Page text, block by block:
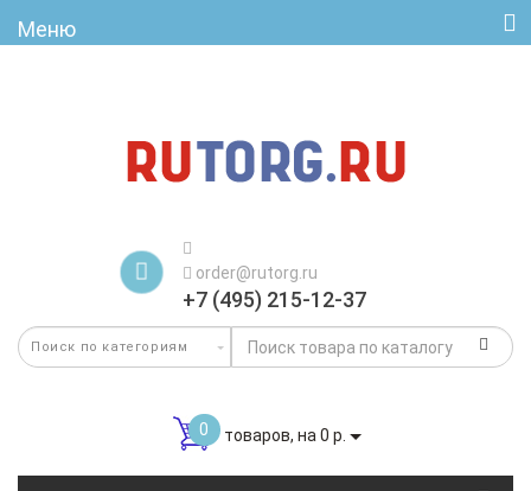
Меню
order@rutorg.ru
+7 (495) 215-12-37
0 товаров, на 0 р.